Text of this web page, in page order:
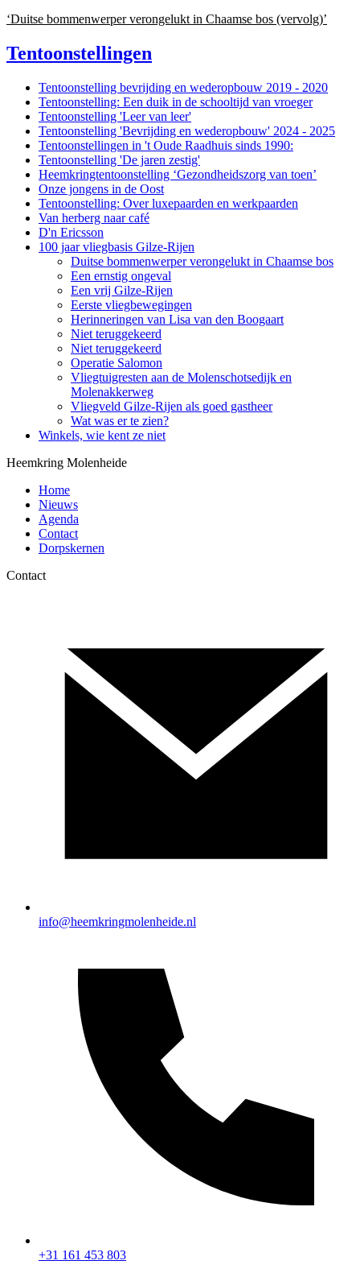
Kamp Rijen
Canon
‘Duitse bommenwerper verongelukt in Chaamse bos (vervolg)’
Tentoonstellingen
Tentoonstelling bevrijding en wederopbouw 2019 - 2020
Tentoonstelling: Een duik in de schooltijd van vroeger
Tentoonstelling 'Leer van leer'
Tentoonstelling 'Bevrijding en wederopbouw' 2024 - 2025
Tentoonstellingen in 't Oude Raadhuis sinds 1990:
Tentoonstelling 'De jaren zestig'
Heemkringtentoonstelling ‘Gezondheidszorg van toen’
Onze jongens in de Oost
Tentoonstelling: Over luxepaarden en werkpaarden
Van herberg naar café
D'n Ericsson
100 jaar vliegbasis Gilze-Rijen
Duitse bommenwerper verongelukt in Chaamse bos
Een ernstig ongeval
Een vrij Gilze-Rijen
Eerste vliegbewegingen
Herinneringen van Lisa van den Boogaart
Niet teruggekeerd
Niet teruggekeerd
Operatie Salomon
Vliegtuigresten aan de Molenschotsedijk en
Molenakkerweg
Vliegveld Gilze-Rijen als goed gastheer
Wat was er te zien?
Winkels, wie kent ze niet
Heemkring Molenheide
Home
Nieuws
Agenda
Contact
Dorpskernen
Contact
info@heemkringmolenheide.nl
+31 161 453 803